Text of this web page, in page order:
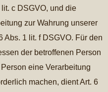
c DSGVO, und die
zur Wahrung unserer
Abs. 1 lit. f DSGVO. Für den
der betroffenen Person
eine Verarbeitung
machen, dient Art. 6